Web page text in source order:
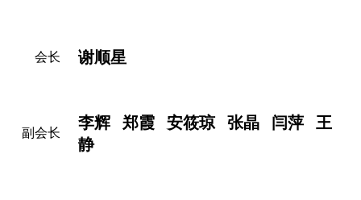
会长 谢顺星
副会长
李辉 郑霞 安筱琼 张晶 闫萍 王
静